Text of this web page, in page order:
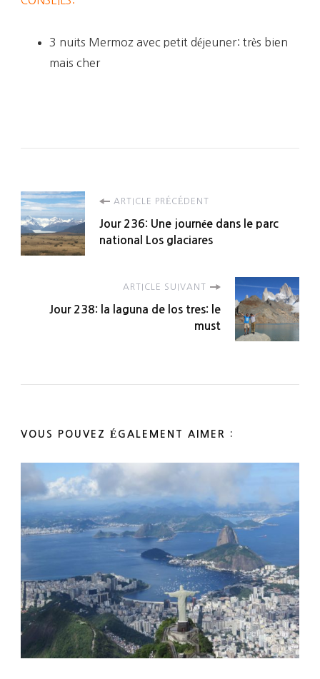
3 nuits Mermoz avec petit déjeuner: très bien
mais cher
Navigation
d'article
ARTICLE PRÉCÉDENT
Jour 236: Une journée dans le parc
national Los glaciares
ARTICLE SUIVANT
Jour 238: la laguna de los tres: le
must
VOUS POUVEZ ÉGALEMENT AIMER :